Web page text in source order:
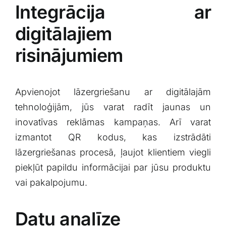
Integrācija ar⁢
digitālajiem ​
risinājumiem
Apvienojot ‌lāzergriešanu ar‍ digitālajām​
tehnoloģijām, jūs varat‍ radīt jaunas un
inovatīvas reklāmas ‍kampaņas. Arī varat
izmantot​ QR kodus, kas izstrādāti
lāzergriešanas procesā,⁣ ļaujot klientiem viegli​
piekļūt papildu informācijai par jūsu produktu
vai‌ pakalpojumu.
Datu analīze